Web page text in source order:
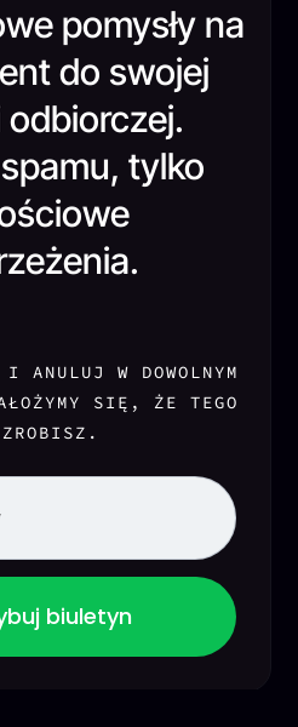
pomysły na
do swojej
tylko
ANULUJ W DOWOLNYM
SIĘ, ŻE TEGO
biuletyn